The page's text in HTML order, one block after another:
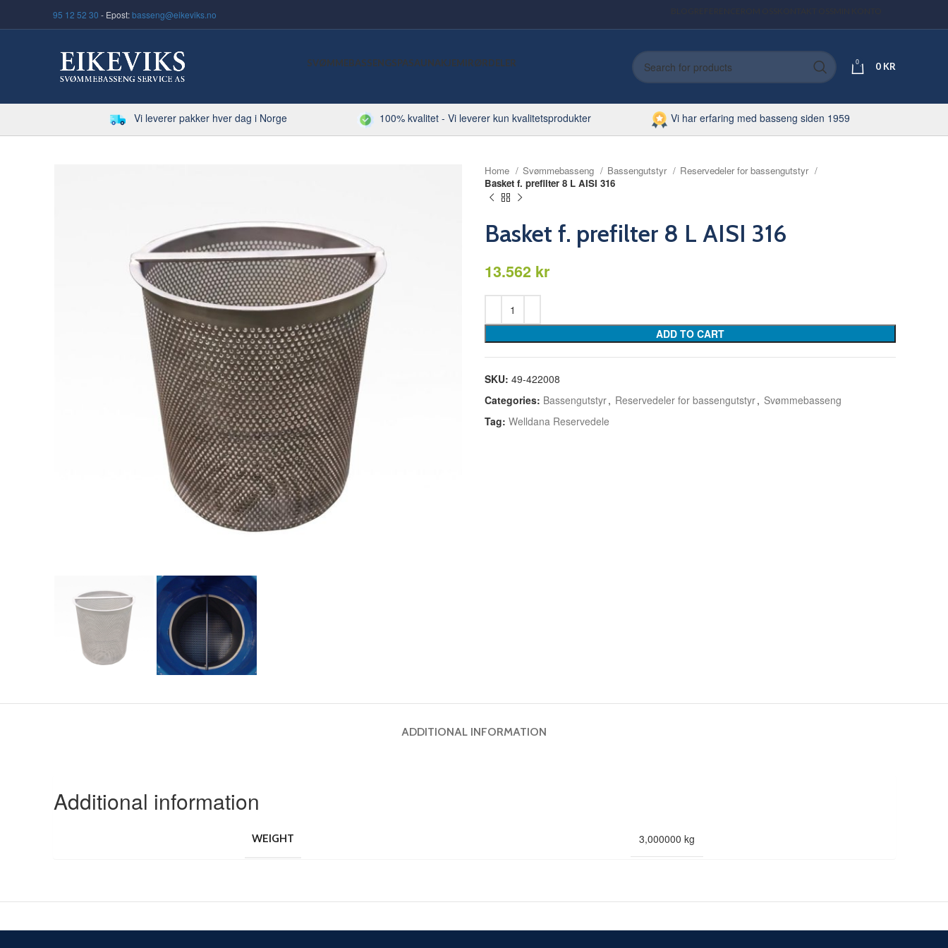
95 12 52 30 - Epost:basseng@eikeviks.no
SVØMMEBASSENGSPASAUNAKJEMIRØRDELER 0 0 KR
Vi leverer pakker hver dag i Norge 100% kvalitet - Vi leverer kun kvalitetsprodukter Vi har erfaring med basseng siden 1959
Home Svømmebasseng Bassengutstyr
Reservedeler for bassengutstyr
Basket f. prefilter 8 L AISI 316
Basket f. prefilter 8 L AISI 316
kr
ADD TO CART
SKU: 49-422008
Categories: Bassengutstyr, Reservedeler for bassengutstyr, Svømmebasseng
Tag: Welldana Reservedele
ADDITIONAL INFORMATION
Additional information
WEIGHT 3,000000 kg